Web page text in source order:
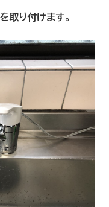
取り付けます。